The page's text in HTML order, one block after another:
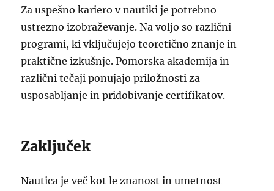
Za uspešno kariero v nautiki je potrebno
ustrezno izobraževanje. Na voljo so različni
programi, ki vključujejo teoretično znanje in
praktične izkušnje. Pomorska akademija in
različni tečaji ponujajo priložnosti za
usposabljanje in pridobivanje certifikatov.
Zaključek
Nautica je več kot le znanost in umetnost